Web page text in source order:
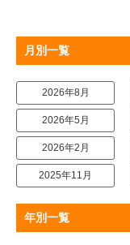
月別一覧
2026年8月
2026年5月
2026年2月
2025年11月
年別一覧